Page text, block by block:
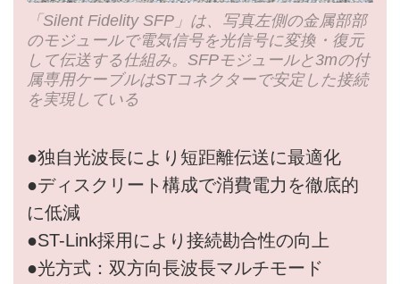
「Silent Fidelity SFP」は、写真左側の金属部部
のモジュールで電気信号を光信号に変換・復元
して伝送する仕組み。SFPモジュールと3mの付
属専用ケーブルはSTコネクターで安定した接続
を実現している
●独自光波長により短距離伝送に最適化
●ディスクリート構成で消費電力を徹底的
に低減
●ST-Link採用により接続勘合性の向上
●光方式：双方向長波長マルチモード